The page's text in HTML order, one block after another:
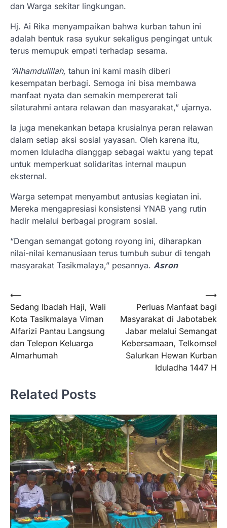
dan ​Warga sekitar lingkungan.
​Hj. Ai Rika menyampaikan bahwa kurban tahun ini
adalah bentuk rasa syukur sekaligus pengingat untuk
terus memupuk empati terhadap sesama.​
“Alhamdulillah, tahun ini kami masih diberi
kesempatan berbagi. Semoga ini bisa membawa
manfaat nyata dan semakin mempererat tali
silaturahmi antara relawan dan masyarakat,” ujarnya.
​Ia juga menekankan betapa krusialnya peran relawan
dalam setiap aksi sosial yayasan. Oleh karena itu,
momen Iduladha dianggap sebagai waktu yang tepat
untuk memperkuat solidaritas internal maupun
eksternal.
​Warga setempat menyambut antusias kegiatan ini.
Mereka mengapresiasi konsistensi YNAB yang rutin
hadir melalui berbagai program sosial.
“Dengan semangat gotong royong ini, diharapkan
nilai-nilai kemanusiaan terus tumbuh subur di tengah
masyarakat Tasikmalaya,” pesannya. Asron
Navigasi
pos
⟵
Sedang Ibadah Haji, Wali
Kota Tasikmalaya Viman
Alfarizi Pantau Langsung
dan Telepon Keluarga
Almarhumah
Perluas Manfaat bagi
Masyarakat di Jabotabek
Jabar melalui Semangat
Kebersamaan, Telkomsel
Salurkan Hewan Kurban
Iduladha 1447 H
⟶
Related Posts